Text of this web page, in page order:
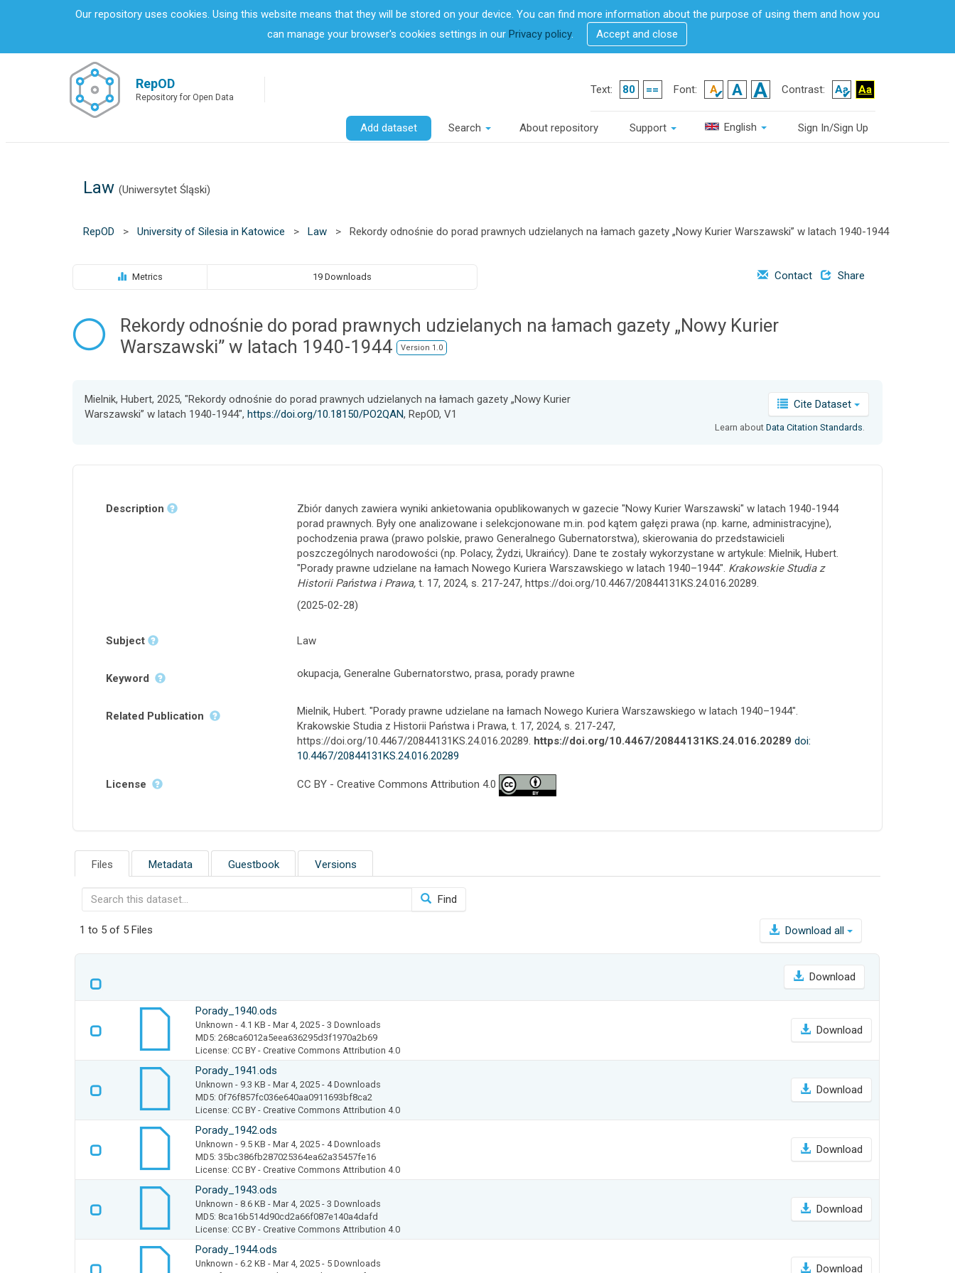
p
Our repository uses cookies. Using this website means that they will be stored on your device. You can find more information about the purpose of using them and how you
can manage your browser's cookies settings in our Privacy policy. Accept and close
RepOD
Repository for Open Data
Text: Font: Contrast:
Add dataset Search About repository Support English Sign In/Sign Up
Law (Uniwersytet Śląski)
RepOD > University of Silesia in Katowice > Law > Rekordy odnośnie do porad prawnych udzielanych na łamach gazety „Nowy Kurier Warszawski” w latach 1940-1944
Metrics 19 Downloads Contact Share
Rekordy odnośnie do porad prawnych udzielanych na łamach gazety „Nowy Kurier
Warszawski” w latach 1940-1944
Version 1.0
Mielnik, Hubert, 2025, "Rekordy odnośnie do porad prawnych udzielanych na łamach gazety „Nowy Kurier
Warszawski” w latach 1940-1944", https://doi.org/10.18150/PO2QAN, RepOD, V1
Cite Dataset
Learn aboutData Citation Standards
Description
Zbiór danych zawiera wyniki ankietowania opublikowanych w gazecie "Nowy Kurier Warszawski" w latach 1940-1944
porad prawnych. Były one analizowane i selekcjonowane m.in. pod kątem gałęzi prawa (np. karne, administracyjne),
pochodzenia prawa (prawo polskie, prawo Generalnego Gubernatorstwa), skierowania do przedstawicieli
poszczególnych narodowości (np. Polacy, Żydzi, Ukraińcy). Dane te zostały wykorzystane w artykule: Mielnik, Hubert.
"Porady prawne udzielane na łamach Nowego Kuriera Warszawskiego w latach 1940–1944". Krakowskie Studia z
Historii Państwa i Prawa, t. 17, 2024, s. 217-247, https://doi.org/10.4467/20844131KS.24.016.20289.
(2025-02-28)
Subject Law
Keyword okupacja, Generalne Gubernatorstwo, prasa, porady prawne
Related Publication
Mielnik, Hubert. "Porady prawne udzielane na łamach Nowego Kuriera Warszawskiego w latach 1940–1944".
Krakowskie Studia z Historii Państwa i Prawa, t. 17, 2024, s. 217-247,
https://doi.org/10.4467/20844131KS.24.016.20289. https://doi.org/10.4467/20844131KS.24.016.20289 doi:
10.4467/20844131KS.24.016.20289
License CC BY - Creative Commons Attribution 4.0
Files Metadata Guestbook Versions
Find
1 to 5 of 5 Files Download all
Download
Porady_1940.ods
Unknown - 4.1 KB - Mar 4, 2025 - 3 Downloads
MD5: 268ca6012a5eea636295d3f1970a2b69
License: CC BY - Creative Commons Attribution 4.0
Download
Porady_1941.ods
Unknown - 9.3 KB - Mar 4, 2025 - 4 Downloads
MD5: 0f76f857fc036e640aa0911693bf8ca2
License: CC BY - Creative Commons Attribution 4.0
Download
Porady_1942.ods
Unknown - 9.5 KB - Mar 4, 2025 - 4 Downloads
MD5: 35bc386fb287025364ea62a35457fe16
License: CC BY - Creative Commons Attribution 4.0
Download
Porady_1943.ods
Unknown - 8.6 KB - Mar 4, 2025 - 3 Downloads
MD5: 8ca16b514d90cd2a66f087e140a4dafd
License: CC BY - Creative Commons Attribution 4.0
Download
Porady_1944.ods
Unknown - 6.2 KB - Mar 4, 2025 - 5 Downloads
Download